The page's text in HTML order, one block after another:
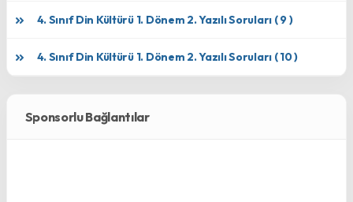
4. Sınıf Din Kültürü 1. Dönem 2. Yazılı Soruları ( 9 )
4. Sınıf Din Kültürü 1. Dönem 2. Yazılı Soruları ( 10 )
Sponsorlu Bağlantılar